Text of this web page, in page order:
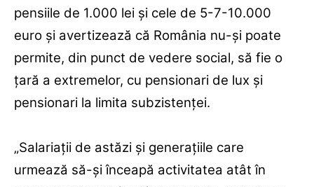
pensiile de 1.000 lei şi cele de 5-7-10.000
euro şi avertizează că România nu-şi poate
permite, din punct de vedere social, să fie o
ţară a extremelor, cu pensionari de lux şi
pensionari la limita subzistenţei.
„Salariaţii de astăzi şi generaţiile care
urmează să-şi înceapă activitatea atât în